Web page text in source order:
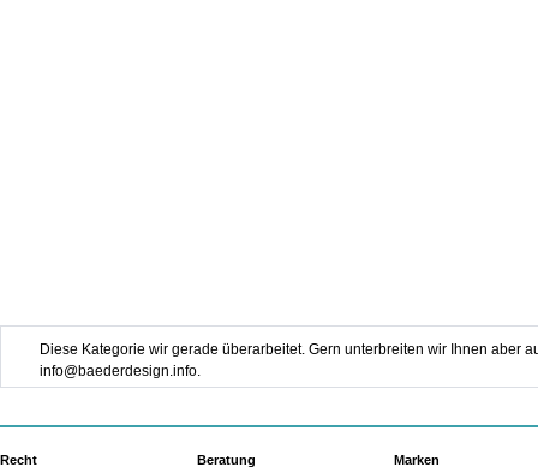
Diese Kategorie wir gerade überarbeitet. Gern unterbreiten wir Ihnen aber
info@baederdesign.info.
Recht
Beratung
Marken